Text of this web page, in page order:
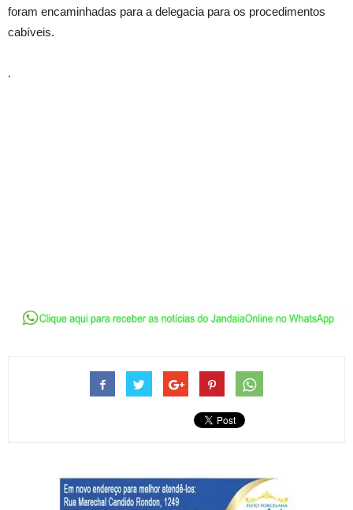
foram encaminhadas para a delegacia para os procedimentos
cabíveis.
.